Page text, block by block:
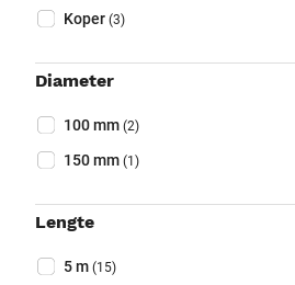
Koper (3)
Diameter
Diameter (Optioneel)
100 mm (2)
150 mm (1)
Lengte
Lengte (Optioneel)
5 m (15)